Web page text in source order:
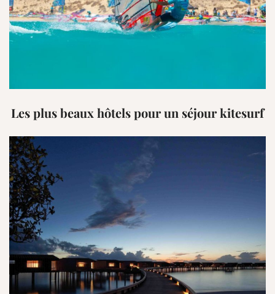
Les plus beaux hôtels pour un séjour kitesurf